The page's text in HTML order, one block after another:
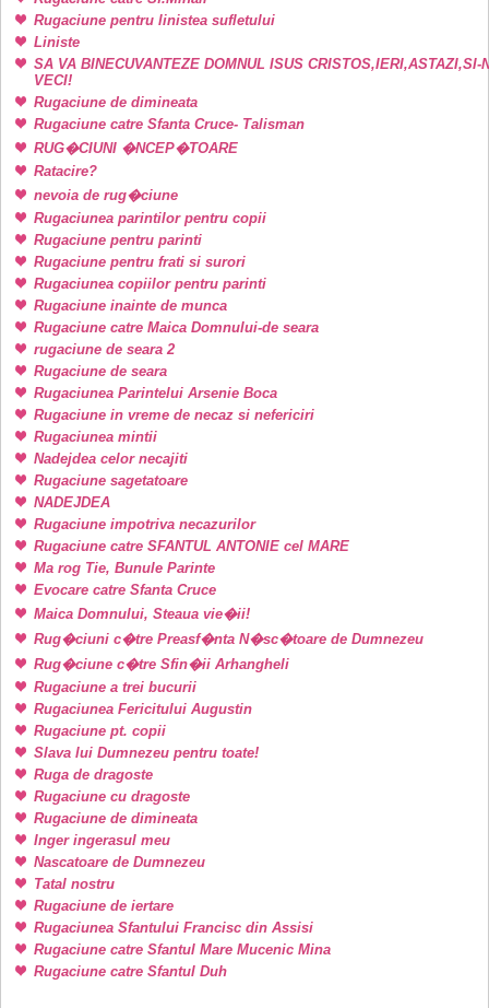
Rugaciune pentru linistea sufletului
Liniste
SA VA BINECUVANTEZE DOMNUL ISUS CRISTOS,IERI,ASTAZI,SI-
VECI!
Rugaciune de dimineata
Rugaciune catre Sfanta Cruce- Talisman
RUG�CIUNI �NCEP�TOARE
Ratacire?
nevoia de rug�ciune
Rugaciunea parintilor pentru copii
Rugaciune pentru parinti
Rugaciune pentru frati si surori
Rugaciunea copiilor pentru parinti
Rugaciune inainte de munca
Rugaciune catre Maica Domnului-de seara
rugaciune de seara 2
Rugaciune de seara
Rugaciunea Parintelui Arsenie Boca
Rugaciune in vreme de necaz si nefericiri
Rugaciunea mintii
Nadejdea celor necajiti
Rugaciune sagetatoare
NADEJDEA
Rugaciune impotriva necazurilor
Rugaciune catre SFANTUL ANTONIE cel MARE
Ma rog Tie, Bunule Parinte
Evocare catre Sfanta Cruce
Maica Domnului, Steaua vie�ii!
Rug�ciuni c�tre Preasf�nta N�sc�toare de Dumnezeu
Rug�ciune c�tre Sfin�ii Arhangheli
Rugaciune a trei bucurii
Rugaciunea Fericitului Augustin
Rugaciune pt. copii
Slava lui Dumnezeu pentru toate!
Ruga de dragoste
Rugaciune cu dragoste
Rugaciune de dimineata
Inger ingerasul meu
Nascatoare de Dumnezeu
Tatal nostru
Rugaciune de iertare
Rugaciunea Sfantului Francisc din Assisi
Rugaciune catre Sfantul Mare Mucenic Mina
Rugaciune catre Sfantul Duh